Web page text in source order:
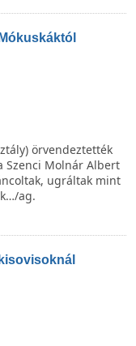
örvendeztették
Szenci Molnár Albert
ugráltak mint
ag.